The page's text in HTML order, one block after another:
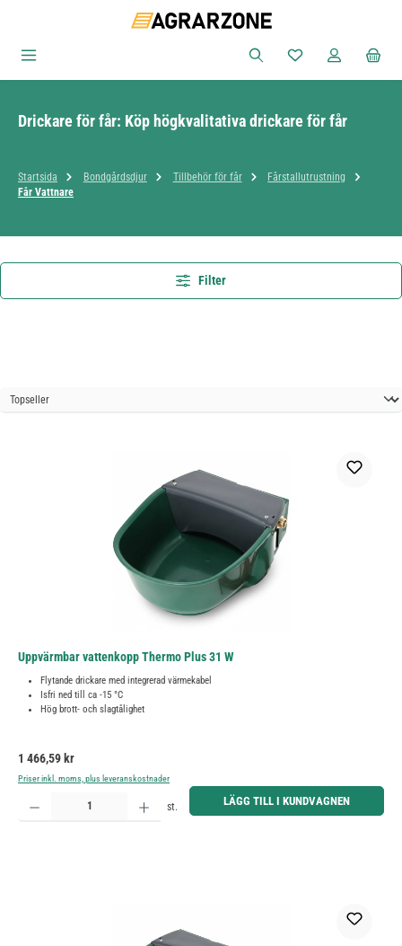
Du har 0 objekt i
Drickare för får: Köp högkvalitativa drickare för får
Startsida Bondgårdsdjur Tillbehör för får
Fårstallutrustning
Får Vattnare
Filter
Uppvärmbar vattenkopp Thermo Plus 31 W
Flytande drickare med integrerad värmekabel
Isfri ned till ca -15 °C
Hög brott- och slagtålighet
Ordinarie pris:
1 466,59 kr
Priser inkl. moms, plus leveranskostnader
Produktkvantitet: Ange önskat belopp eller använd knapparna för att öka eller minska kvantiteten.
st. LÄGG TILL I KUNDVAGNEN